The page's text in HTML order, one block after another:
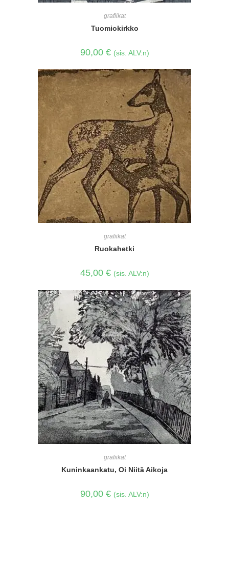
grafiikat
Tuomiokirkko
90,00 € (sis. ALV:n)
grafiikat
Ruokahetki
45,00 € (sis. ALV:n)
grafiikat
Kuninkaankatu, Oi Niitä Aikoja
90,00 € (sis. ALV:n)